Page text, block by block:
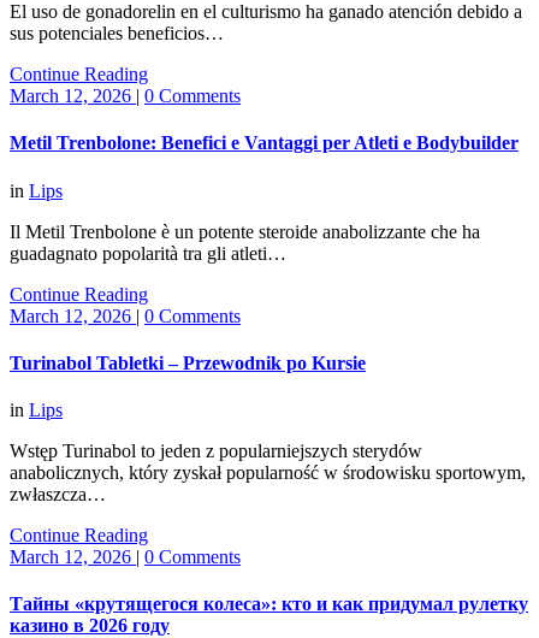
El uso de gonadorelin en el culturismo ha ganado atención debido a
sus potenciales beneficios…
Continue Reading
March 12, 2026 | 0 Comments
Metil Trenbolone: Benefici e Vantaggi per Atleti e Bodybuilder
in Lips
Il Metil Trenbolone è un potente steroide anabolizzante che ha
guadagnato popolarità tra gli atleti…
Continue Reading
March 12, 2026 | 0 Comments
Turinabol Tabletki – Przewodnik po Kursie
in Lips
Wstęp Turinabol to jeden z popularniejszych sterydów
anabolicznych, który zyskał popularność w środowisku sportowym,
zwłaszcza…
Continue Reading
March 12, 2026 | 0 Comments
Тайны «крутящегося колеса»: кто и как придумал рулетку
казино в 2026 году